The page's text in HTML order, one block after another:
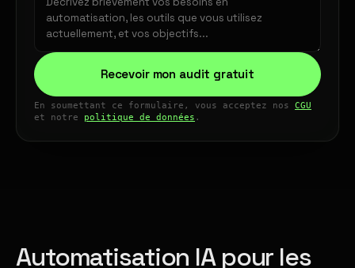
Recevoir mon audit gratuit
En soumettant ce formulaire, vous acceptez nos CGU
et notre politique de données .
Automatisation IA pour les